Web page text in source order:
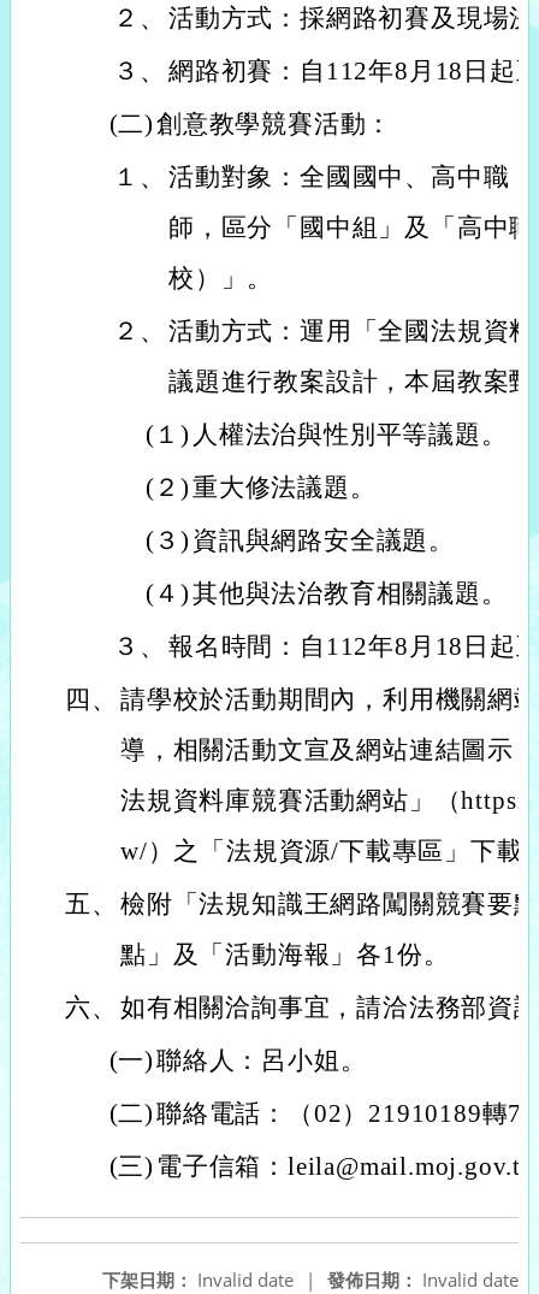
２、 活動方式：採網路初賽及現場
３、 網路初賽：自112年8月18日起
(二)創意教學競賽活動：
１、 活動對象：全國國中、高中職
師，區分「國中組」及「高中
校）」。
２、 活動方式：運用「全國法規資
議題進行教案設計，本屆教案
(１) 人權法治與性別平等議題。
(２)重大修法議題。
(３) 資訊與網路安全議題。
(４)其他與法治教育相關議題。
３、 報名時間：自112年8月18日起
四、 請學校於活動期間內，利用機關網
導，相關活動文宣及網站連結圖示
法規資料庫競賽活動網站」（
w/）之「法規資源/下載專區」下載
五、 檢附「法規知識王網路闖關競賽要
點」及「活動海報」各1份。
六、 如有相關洽詢事宜，請洽法務部資
(一)聯絡人：呂小姐。
(二)聯絡電話：（02）21910189轉
(三) 電子信箱：
發佈日期： Invalid date
下架日期： Invalid date
|